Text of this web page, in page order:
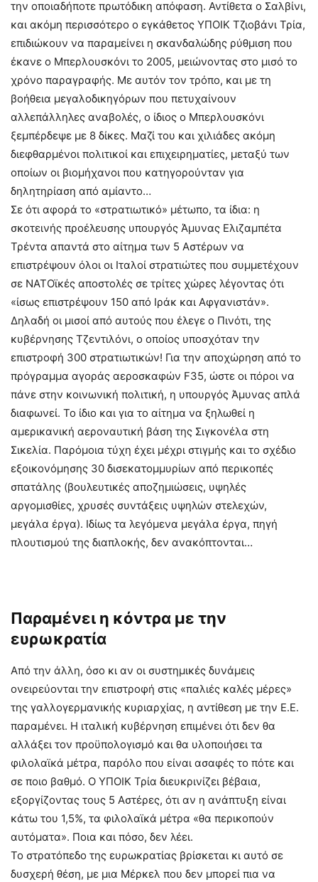
την οποιαδήποτε πρωτόδικη απόφαση. Αντίθετα ο Σαλβίνι,
και ακόμη περισσότερο ο εγκάθετος ΥΠΟΙΚ Τζιοβάνι Τρία,
επιδιώκουν να παραμείνει η σκανδαλώδης ρύθμιση που
έκανε ο Μπερλουσκόνι το 2005, μειώνοντας στο μισό το
χρόνο παραγραφής. Με αυτόν τον τρόπο, και με τη
βοήθεια μεγαλοδικηγόρων που πετυχαίνουν
αλλεπάλληλες αναβολές, ο ίδιος ο Μπερλουσκόνι
ξεμπέρδεψε με 8 δίκες. Μαζί του και χιλιάδες ακόμη
διεφθαρμένοι πολιτικοί και επιχειρηματίες, μεταξύ των
οποίων οι βιομήχανοι που κατηγορούνταν για
δηλητηρίαση από αμίαντο…
Σε ότι αφορά το «στρατιωτικό» μέτωπο, τα ίδια: η
σκοτεινής προέλευσης υπουργός Άμυνας Ελιζαμπέτα
Τρέντα απαντά στο αίτημα των 5 Αστέρων να
επιστρέψουν όλοι οι Ιταλοί στρατιώτες που συμμετέχουν
σε ΝΑΤΟϊκές αποστολές σε τρίτες χώρες λέγοντας ότι
«ίσως επιστρέψουν 150 από Ιράκ και Αφγανιστάν».
Δηλαδή οι μισοί από αυτούς που έλεγε ο Πινότι, της
κυβέρνησης Τζεντιλόνι, ο οποίος υποσχόταν την
επιστροφή 300 στρατιωτικών! Για την αποχώρηση από το
πρόγραμμα αγοράς αεροσκαφών F35, ώστε οι πόροι να
πάνε στην κοινωνική πολιτική, η υπουργός Άμυνας απλά
διαφωνεί. Το ίδιο και για το αίτημα να ξηλωθεί η
αμερικανική αεροναυτική βάση της Σιγκονέλα στη
Σικελία. Παρόμοια τύχη έχει μέχρι στιγμής και το σχέδιο
εξοικονόμησης 30 δισεκατομμυρίων από περικοπές
σπατάλης (βουλευτικές αποζημιώσεις, υψηλές
αργομισθίες, χρυσές συντάξεις υψηλών στελεχών,
μεγάλα έργα). Ιδίως τα λεγόμενα μεγάλα έργα, πηγή
πλουτισμού της διαπλοκής, δεν ανακόπτονται…
Παραμένει η κόντρα με την
ευρωκρατία
Από την άλλη, όσο κι αν οι συστημικές δυνάμεις
ονειρεύονται την επιστροφή στις «παλιές καλές μέρες»
της γαλλογερμανικής κυριαρχίας, η αντίθεση με την Ε.Ε.
παραμένει. Η ιταλική κυβέρνηση επιμένει ότι δεν θα
αλλάξει τον προϋπολογισμό και θα υλοποιήσει τα
φιλολαϊκά μέτρα, παρόλο που είναι ασαφές το πότε και
σε ποιο βαθμό. Ο ΥΠΟΙΚ Τρία διευκρινίζει βέβαια,
εξοργίζοντας τους 5 Αστέρες, ότι αν η ανάπτυξη είναι
κάτω του 1,5%, τα φιλολαϊκά μέτρα «θα περικοπούν
αυτόματα». Ποια και πόσο, δεν λέει.
Το στρατόπεδο της ευρωκρατίας βρίσκεται κι αυτό σε
δυσχερή θέση, με μια Μέρκελ που δεν μπορεί πια να